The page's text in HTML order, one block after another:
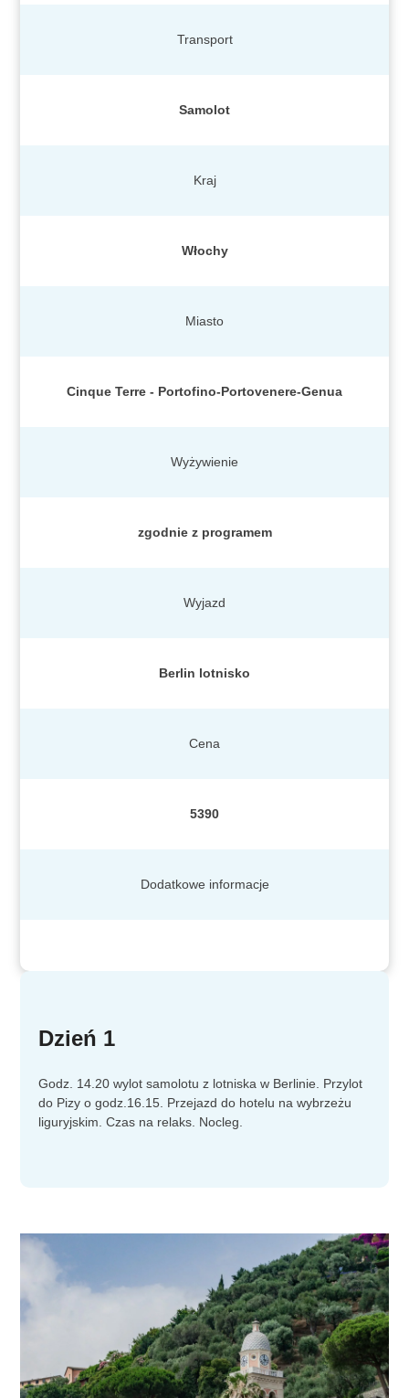
Transport
Samolot
Kraj
Włochy
Miasto
Cinque Terre - Portofino-Portovenere-Genua
Wyżywienie
zgodnie z programem
Wyjazd
Berlin lotnisko
Cena
5390
Dodatkowe informacje
Dzień 1
Godz. 14.20 wylot samolotu z lotniska w Berlinie. Przylot
do Pizy o godz.16.15. Przejazd do hotelu na wybrzeżu
liguryjskim. Czas na relaks. Nocleg.